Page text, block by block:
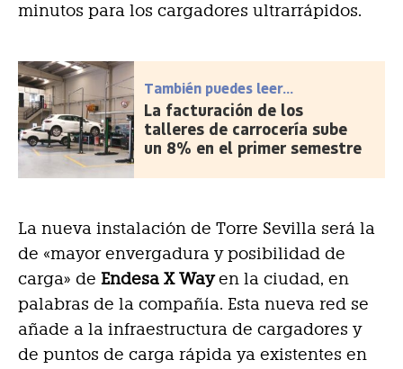
minutos para los cargadores ultrarrápidos.
También puedes leer...
La facturación de los
talleres de carrocería sube
un 8% en el primer semestre
La nueva instalación de Torre Sevilla será la
de «mayor envergadura y posibilidad de
carga» de Endesa X Wayen la ciudad, en
palabras de la compañía. Esta nueva red se
añade a la infraestructura de cargadores y
de puntos de carga rápida ya existentes en